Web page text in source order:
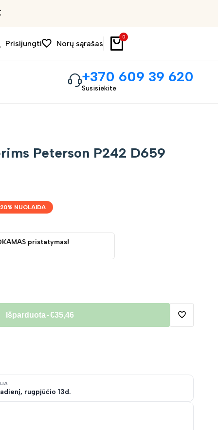
Prisijungti Norų sąrašas
0
+370 609 39 620
Susisiekite
Peterson P242 D659
20% NUOLAIDA
pristatymas!
Išparduota-€35,46
Pridėti
norų
sąrašą
rugpjūčio 13d.